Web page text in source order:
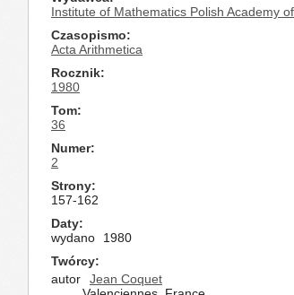
Institute of Mathematics Polish Academy
Czasopismo
Acta Arithmetica
Rocznik
1980
Tom
36
Numer
2
Strony
157-162
Daty
wydano
1980
Twórcy
autor
Jean Coquet